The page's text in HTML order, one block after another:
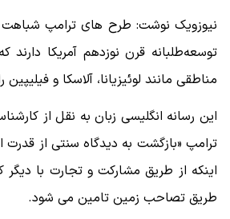
نیوزویک نوشت: طرح های ترامپ
توسعه‌طلبانه قرن نوزدهم آمریکا دارند
مناطقی مانند لوئیزیانا، آلاسکا و
این رسانه انگلیسی زبان به نقل از
ترامپ «بازگشت به دیدگاه سنتی از
اینکه از طریق مشارکت و تجارت با
طریق تصاحب زمین‌ تامین می شود.